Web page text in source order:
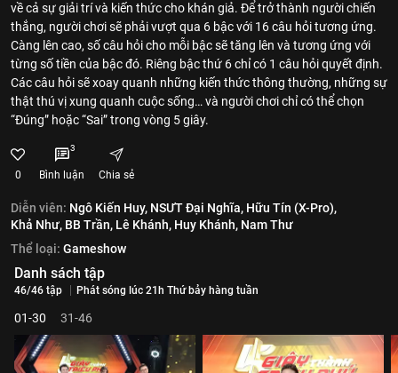
về cả sự giải trí và kiến thức cho khán giả. Để trở thành người chiến
thắng, người chơi sẽ phải vượt qua 6 bậc với 16 câu hỏi tương ứng.
Càng lên cao, số câu hỏi cho mỗi bậc sẽ tăng lên và tương ứng với
từng số tiền của bậc đó. Riêng bậc thứ 6 chỉ có 1 câu hỏi quyết định.
Các câu hỏi sẽ xoay quanh những kiến thức thông thường, những sự
thật thú vị xung quanh cuộc sống… và người chơi chỉ có thể chọn
“Đúng” hoặc “Sai” trong vòng 5 giây.
0
3
Bình luận Chia sẻ
Diễn viên: Ngô Kiến Huy, NSƯT Đại Nghĩa, Hữu Tín (X-Pro),
Khả Như, BB Trần, Lê Khánh, Huy Khánh, Nam Thư
Thể loại: Gameshow
Danh sách tập
46/46 tập Phát sóng lúc 21h Thứ bảy hàng tuần
01-30 31-46